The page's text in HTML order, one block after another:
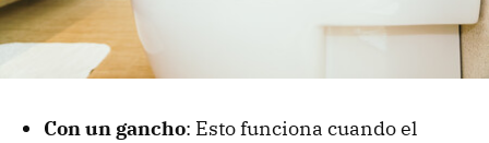
Con un gancho: Esto funciona cuando el